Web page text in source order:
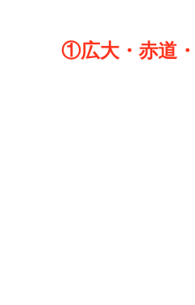
①広大・赤道